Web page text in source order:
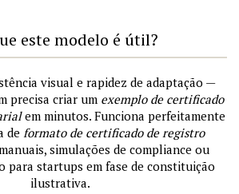
este modelo é útil?
visual e rapidez de adaptação —
precisa criar um exemplo de certificado
em minutos. Funciona perfeitamente
de formato de certificado de registro
simulações de compliance ou
para startups em fase de constituição
ilustrativa.